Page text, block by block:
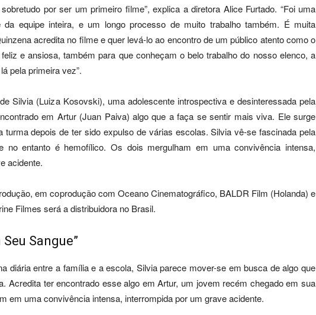
por ser um primeiro filme”, explica a diretora Alice Furtado. “Foi uma
da equipe inteira, e um longo processo de muito trabalho também. É muita
acredita no filme e quer levá-lo ao encontro de um público atento como o
e ansiosa, também para que conheçam o belo trabalho do nosso elenco, a
pela primeira vez”.
Silvia (Luiza Kosovski), uma adolescente introspectiva e desinteressada pela
em Artur (Juan Paiva) algo que a faça se sentir mais viva. Ele surge
turma depois de ter sido expulso de várias escolas. Silvia vê-se fascinada pela
no entanto é hemofílico. Os dois mergulham em uma convivência intensa,
acidente.
em coprodução com Oceano Cinematográfico, BALDR Film (Holanda) e
Filmes será a distribuidora no Brasil.
Sangue”
diária entre a família e a escola, Silvia parece mover-se em busca de algo que
Acredita ter encontrado esse algo em Artur, um jovem recém chegado em sua
em uma convivência intensa, interrompida por um grave acidente.